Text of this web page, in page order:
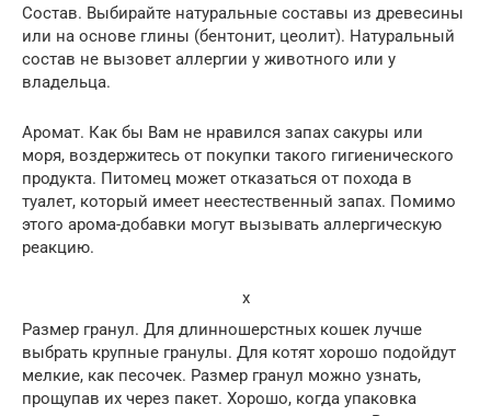
Состав. Выбирайте натуральные составы из древесины
или на основе глины (бентонит, цеолит). Натуральный
состав не вызовет аллергии у животного или у
владельца.
Аромат. Как бы Вам не нравился запах сакуры или
моря, воздержитесь от покупки такого гигиенического
продукта. Питомец может отказаться от похода в
туалет, который имеет неестественный запах. Помимо
этого арома-добавки могут вызывать аллергическую
реакцию.
x
Размер гранул. Для длинношерстных кошек лучше
выбрать крупные гранулы. Для котят хорошо подойдут
мелкие, как песочек. Размер гранул можно узнать,
прощупав их через пакет. Хорошо, когда упаковка